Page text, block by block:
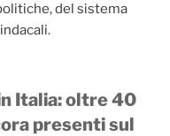
del sistema
Italia: oltre 40
presenti sul